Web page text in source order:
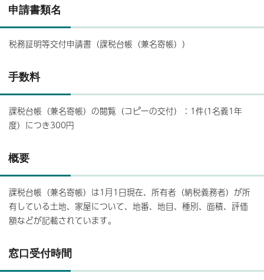
申請書類名
税務証明等交付申請書（課税台帳（兼名寄帳））
手数料
課税台帳（兼名寄帳）の閲覧（コピーの交付）：1件(1名義1年
度）につき300円
概要
課税台帳（兼名寄帳）は1月1日現在、所有者（納税義務者）が所
有している土地、家屋について、地番、地目、種別、面積、評価
額などが記載されています。
窓口受付時間